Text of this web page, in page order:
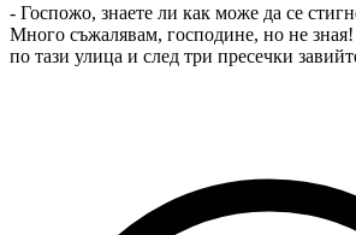
- Госпожо, знаете ли как може да се
Много съжалявам, господине, но не зная!
по тази улица и след три пресечки